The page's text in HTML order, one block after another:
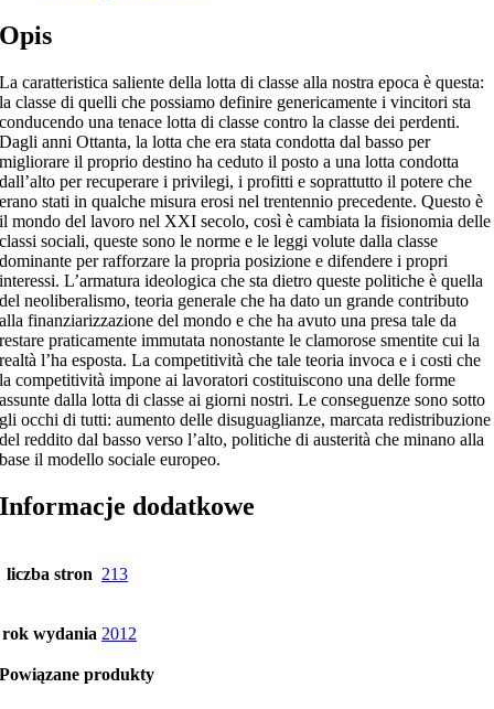
Opis
La caratteristica saliente della lotta di classe alla nostra epoca è questa:
la classe di quelli che possiamo definire genericamente i vincitori sta
conducendo una tenace lotta di classe contro la classe dei perdenti.
Dagli anni Ottanta, la lotta che era stata condotta dal basso per
migliorare il proprio destino ha ceduto il posto a una lotta condotta
dall’alto per recuperare i privilegi, i profitti e soprattutto il potere che
erano stati in qualche misura erosi nel trentennio precedente. Questo è
il mondo del lavoro nel XXI secolo, così è cambiata la fisionomia delle
classi sociali, queste sono le norme e le leggi volute dalla classe
dominante per rafforzare la propria posizione e difendere i propri
interessi. L’armatura ideologica che sta dietro queste politiche è quella
del neoliberalismo, teoria generale che ha dato un grande contributo
alla finanziarizzazione del mondo e che ha avuto una presa tale da
restare praticamente immutata nonostante le clamorose smentite cui la
realtà l’ha esposta. La competitività che tale teoria invoca e i costi che
la competitività impone ai lavoratori costituiscono una delle forme
assunte dalla lotta di classe ai giorni nostri. Le conseguenze sono sotto
gli occhi di tutti: aumento delle disuguaglianze, marcata redistribuzione
del reddito dal basso verso l’alto, politiche di austerità che minano alla
base il modello sociale europeo.
Informacje dodatkowe
liczba stron 213
rok wydania 2012
Powiązane produkty